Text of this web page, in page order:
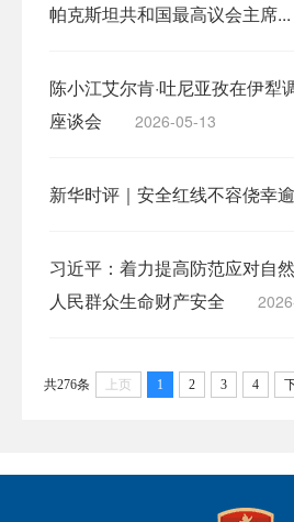
帕克斯坦共和国最高议会主席...
陈小江艾尔肯·吐尼亚孜在伊犁
座谈会
2026-05-13
新华时评｜安全红线不容侥幸
习近平：着力提高防范应对自
人民群众生命财产安全
共276条 上页 1 2 3 4